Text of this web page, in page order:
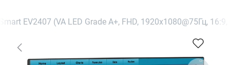
EV2407 (VA LED Grade A+, FHD, 1920x1080@75Гц,